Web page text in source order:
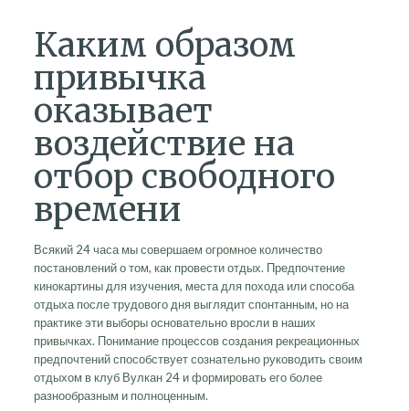
Каким образом
привычка
оказывает
воздействие на
отбор свободного
времени
Всякий 24 часа мы совершаем огромное количество
постановлений о том, как провести отдых. Предпочтение
кинокартины для изучения, места для похода или способа
отдыха после трудового дня выглядит спонтанным, но на
практике эти выборы основательно вросли в наших
привычках. Понимание процессов создания рекреационных
предпочтений способствует сознательно руководить своим
отдыхом в клуб Вулкан 24 и формировать его более
разнообразным и полноценным.